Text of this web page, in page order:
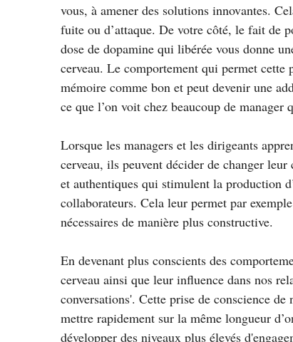
vous, à amener des solutions innovantes.
fuite ou d’attaque. De votre côté, le fait de
dose de dopamine qui libérée vous donne
cerveau. Le comportement qui permet
mémoire comme bon et peut devenir une
ce que l’on voit chez beaucoup de manager
Lorsque les managers et les dirigeants
cerveau, ils peuvent décider de changer
et authentiques qui stimulent la production
collaborateurs. Cela leur permet par
nécessaires de manière plus constructive.
En devenant plus conscients des
cerveau ainsi que leur influence dans nos
conversations'. Cette prise de conscience
mettre rapidement sur la même longueur
développer des niveaux plus élevés